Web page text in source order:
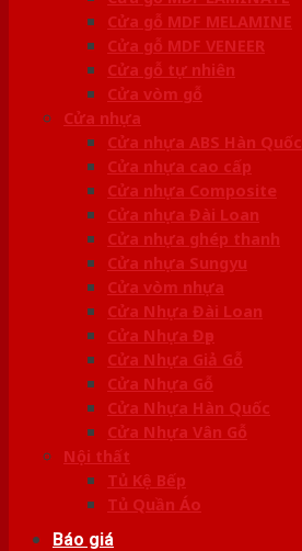
Cửa gỗ MDF MELAMINE
Cửa gỗ MDF VENEER
Cửa gỗ tự nhiên
Cửa vòm gỗ
Cửa nhựa
Cửa nhựa ABS Hàn Quốc
Cửa nhựa cao cấp
Cửa nhựa Composite
Cửa nhựa Đài Loan
Cửa nhựa ghép thanh
Cửa nhựa Sungyu
Cửa vòm nhựa
Cửa Nhựa Đài Loan
Cửa Nhựa Đẹp
Cửa Nhựa Giả Gỗ
Cửa Nhựa Gỗ
Cửa Nhựa Hàn Quốc
Cửa Nhựa Vân Gỗ
Nội thất
Tủ Kệ Bếp
Tủ Quần Áo
Báo giá